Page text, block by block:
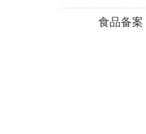
食品备案